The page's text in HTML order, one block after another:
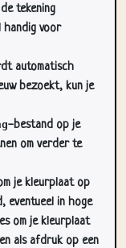
tekening
handig voor
automatisch
bezoekt, kun je
-bestand op je
om verder te
je kleurplaat op
eventueel in hoge
om je kleurplaat
als afdruk op een